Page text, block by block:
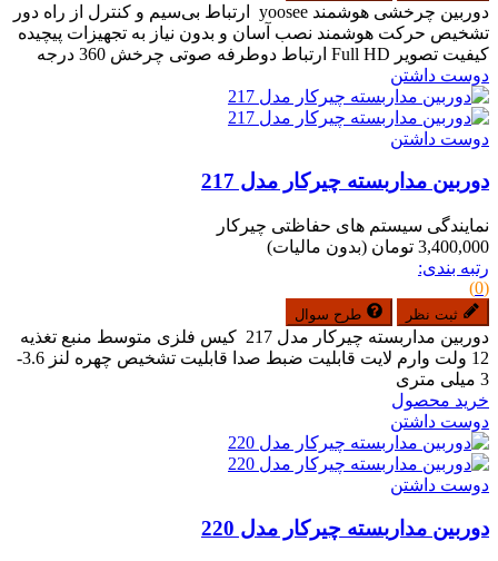
دوربین چرخشی هوشمند yoosee ارتباط بی‌سیم و کنترل از راه دور
تشخیص حرکت هوشمند نصب آسان و بدون نیاز به تجهیزات پیچیده
کیفیت تصویر Full HD ارتباط دوطرفه صوتی چرخش 360 درجه
دوست داشتن
دوست داشتن
دوربین مداربسته چیرکار مدل 217
نمایندگی سیستم های حفاظتی چیرکار
3,400,000 تومان
(بدون مالیات)
رتبه بندی:
(0)
ثبت نظر طرح سوال
دوربین مداربسته چیرکار مدل 217 کیس فلزی متوسط منبع تغذیه
12 ولت وارم لایت قابلیت ضبط صدا قابلیت تشخیص چهره لنز 3.6-
3 میلی متری
خرید محصول
دوست داشتن
دوست داشتن
دوربین مداربسته چیرکار مدل 220